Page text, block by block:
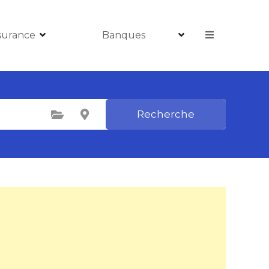
Banques
Sélectionnez une catégorie Sélectionnez le lieu Recherche